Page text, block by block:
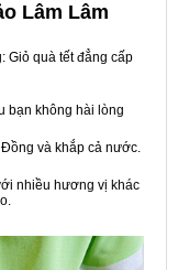
Lâm Lâm
Giỏ quà tết đẳng cấp
bạn không hài lòng
và khắp cả nước.
nhiều hương vị khác